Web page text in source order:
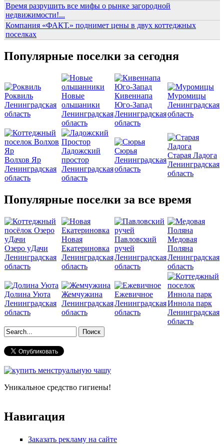
Время разрушить все мифы о рынке загородной
недвижимости!...
Компания «ФАКТ.» поднимет цены в двух коттеджных
поселках
Популярные поселки за сегодня
Роквиль
Ленинградская
область
Новые
ольшаники
Ленинградская
область
Кивеннапа
Юго-Запад
Ленинградская
область
Муромицы
Ленинградская
область
Волхов Яр
Ленинградская
область
Ладожский
простор
Ленинградская
область
Сюрья
Ленинградская
область
Старая Ладога
Ленинградская
область
Популярные поселки за все время
Озеро уДачи
Ленинградская
область
Новая
Екатериновка
Ленинградская
область
Павловский
ручей
Ленинградская
область
Медовая
Поляна
Ленинградская
область
Долина Уюта
Ленинградская
область
Жемчужина
Ленинградская
область
Ежевичное
Ленинградская
область
Иннола парк
Ленинградская
область
Форма поиска
Уникальное средство гигиены!
Навигация
Заказать рекламу на сайте